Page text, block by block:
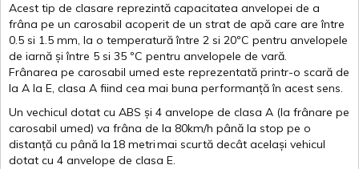
Acest tip de clasare reprezintă capacitatea anvelopei de a
frâna pe un carosabil acoperit de un strat de apă care areîntre
0.5 si 1.5 mm, la o temperatură între 2 si 20ºC pentru anvelopele
de iarnă și între 5 si 35 ºC pentru anvelopele de vară.
Frânarea pe carosabil umed este reprezentată printr-o scară de
la A la E, clasa A fiind cea mai buna performanță în acest sens.
Un vechicul dotat cu ABS și 4 anvelope de clasa A (la frânare pe
carosabil umed) va frâna de la 80km/h până la stop pe o
distanță cu până la 18 metrimai scurtă decât același vehicul
dotat cu 4 anvelope de clasa E.